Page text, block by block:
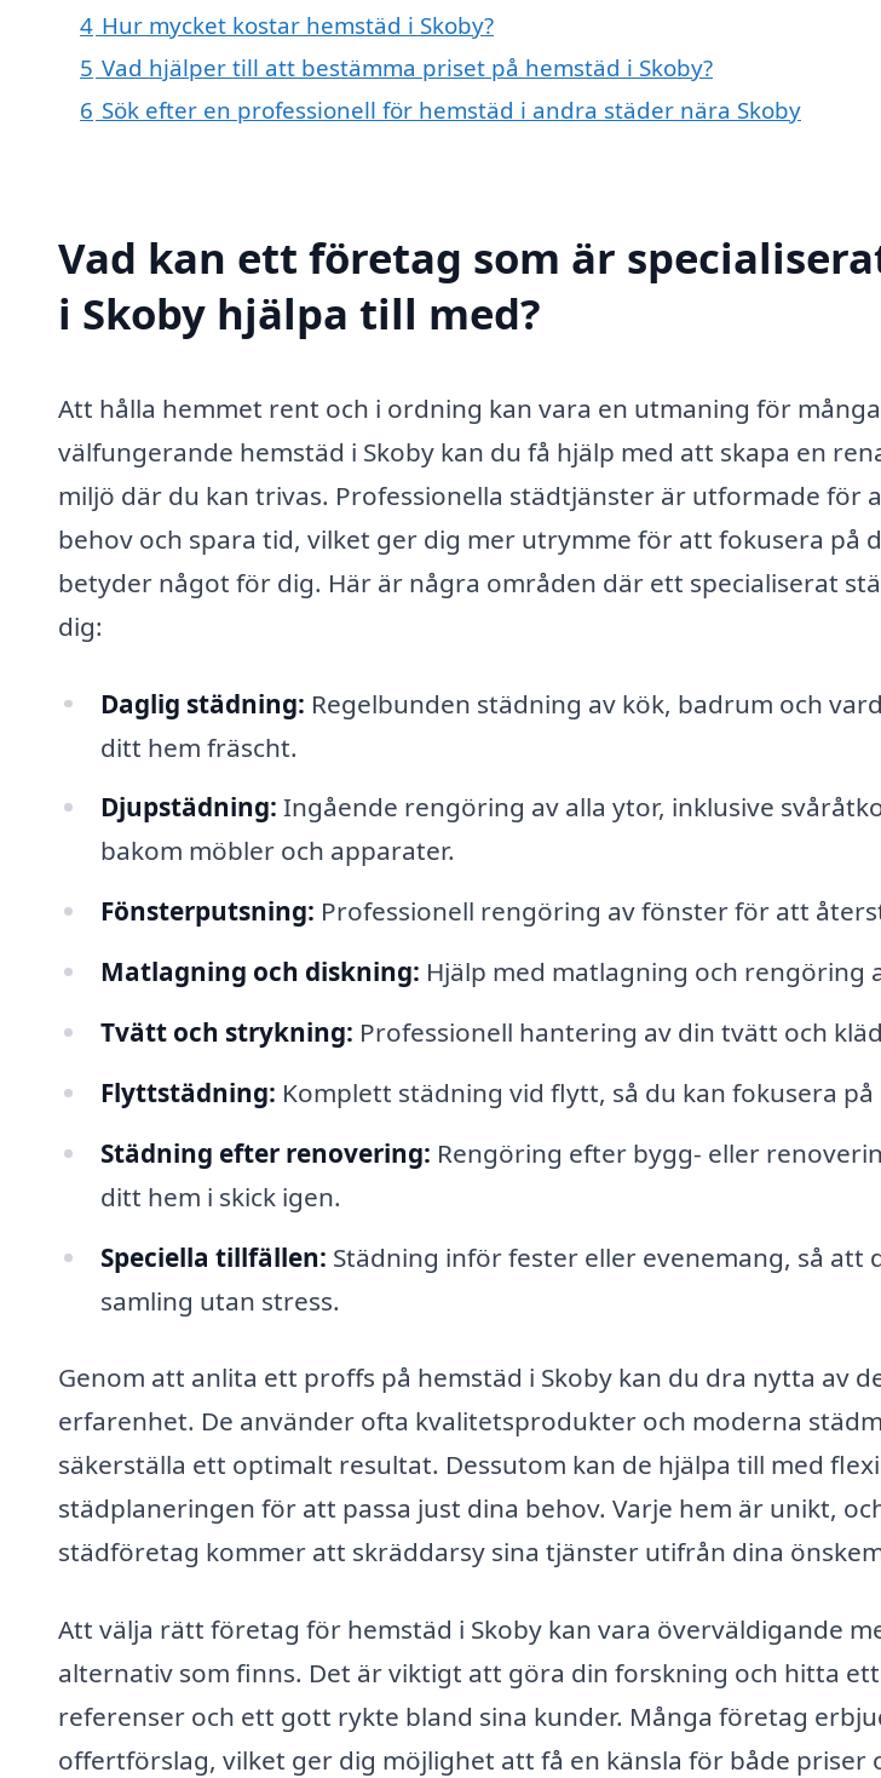
4 Hur mycket kostar hemstäd i Skoby?
5 Vad hjälper till att bestämma priset på hemstäd i Skoby?
6 Sök efter en professionell för hemstäd i andra städer nära Skoby
Vad kan ett företag som är
i Skoby hjälpa till med?
Att hålla hemmet rent och i ordning kan vara en utmaning för
välfungerande hemstäd i Skoby kan du få hjälp med att skapa en
miljö där du kan trivas. Professionella städtjänster är utformade för
behov och spara tid, vilket ger dig mer utrymme för att fokusera på
betyder något för dig. Här är några områden där ett specialiserat
dig:
Daglig städning: Regelbunden städning av kök, badrum och
ditt hem fräscht.
Djupstädning: Ingående rengöring av alla ytor, inklusive
bakom möbler och apparater.
Fönsterputsning: Professionell rengöring av fönster för att
Matlagning och diskning: Hjälp med matlagning och rengöring
Tvätt och strykning: Professionell hantering av din tvätt och
Flyttstädning: Komplett städning vid flytt, så du kan fokusera
Städning efter renovering: Rengöring efter bygg- eller
ditt hem i skick igen.
Speciella tillfällen: Städning inför fester eller evenemang, så att
samling utan stress.
Genom att anlita ett proffs på hemstäd i Skoby kan du dra nytta av
erfarenhet. De använder ofta kvalitetsprodukter och moderna
säkerställa ett optimalt resultat. Dessutom kan de hjälpa till med
städplaneringen för att passa just dina behov. Varje hem är unikt,
städföretag kommer att skräddarsy sina tjänster utifrån dina
Att välja rätt företag för hemstäd i Skoby kan vara överväldigande
alternativ som finns. Det är viktigt att göra din forskning och hitta
referenser och ett gott rykte bland sina kunder. Många företag
offertförslag, vilket ger dig möjlighet att få en känsla för både priser